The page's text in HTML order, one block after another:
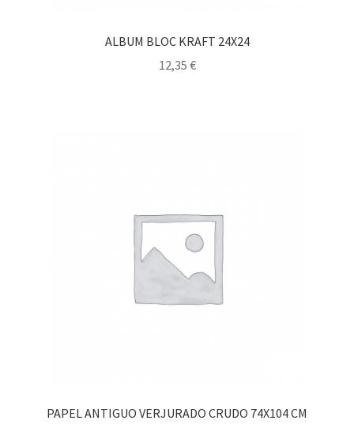
ALBUM BLOC KRAFT 24X24
12,35 €
PAPEL ANTIGUO VERJURADO CRUDO 74X104 CM